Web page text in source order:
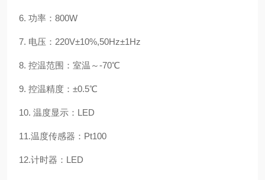
6. 功率：800W
7. 电压：220V±10%,50Hz±1Hz
8. 控温范围：室温～-70℃
9. 控温精度：±0.5℃
10. 温度显示：LED
11.温度传感器：Pt100
12.计时器：LED